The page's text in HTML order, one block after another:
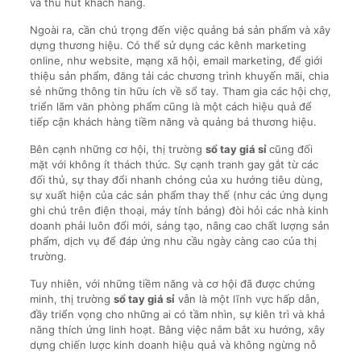
Ngoài ra, cần chú trọng đến việc quảng bá sản phẩm và xây
dựng thương hiệu. Có thể sử dụng các kênh marketing
online, như website, mạng xã hội, email marketing, để giới
thiệu sản phẩm, đăng tải các chương trình khuyến mãi, chia
sẻ những thông tin hữu ích về sổ tay. Tham gia các hội chợ,
triển lãm văn phòng phẩm cũng là một cách hiệu quả để
tiếp cận khách hàng tiềm năng và quảng bá thương hiệu.
Bên cạnh những cơ hội, thị trường sổ tay giá sỉcũng đối
mặt với không ít thách thức. Sự cạnh tranh gay gắt từ các
đối thủ, sự thay đổi nhanh chóng của xu hướng tiêu dùng,
sự xuất hiện của các sản phẩm thay thế (như các ứng dụng
ghi chú trên điện thoại, máy tính bảng) đòi hỏi các nhà kinh
doanh phải luôn đổi mới, sáng tạo, nâng cao chất lượng sản
phẩm, dịch vụ để đáp ứng nhu cầu ngày càng cao của thị
trường.
Tuy nhiên, với những tiềm năng và cơ hội đã được chứng
minh, thị trường sổ tay giá sỉvẫn là một lĩnh vực hấp dẫn,
đầy triển vọng cho những ai có tầm nhìn, sự kiên trì và khả
năng thích ứng linh hoạt. Bằng việc nắm bắt xu hướng, xây
dựng chiến lược kinh doanh hiệu quả và không ngừng nỗ